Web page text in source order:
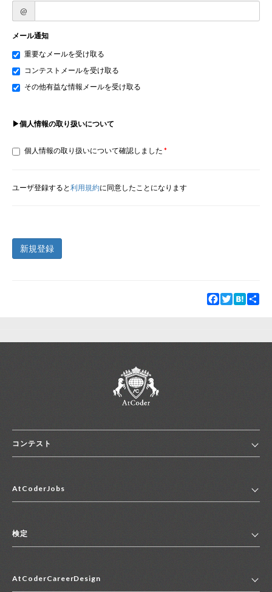
@
メール通知
重要なメールを受け取る
コンテストメールを受け取る
その他有益な情報メールを受け取る
▶個人情報の取り扱いについて
個人情報の取り扱いについて確認しました
ユーザ登録すると利用規約に同意したことになります
新規登録
Facebook
TwitterHatena
コンテスト
コンテスト一覧
便利リンク集
AtCoderJobs
2027年新卒採用求人一覧
中途採用求人一覧
検定
マイページ
AtCoderCareerDesign